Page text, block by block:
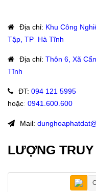
Địa chỉ: Khu Công
Tập, TP Hà Tĩnh
Địa chỉ: Thôn 6, Xã
Tĩnh
ĐT: 094 121 5995
hoặc: 0941.600.600
Mail:
LƯỢNG